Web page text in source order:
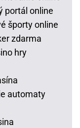
portál online
športy online
zdarma
hry
automaty